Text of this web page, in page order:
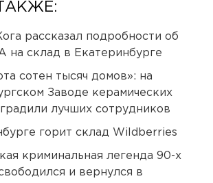
рассказал подробности об
на склад в Екатеринбурге
сотен тысяч домов»: на
Заводе керамических
лучших сотрудников
горит склад Wildberries
криминальная легенда 90-х
и вернулся в